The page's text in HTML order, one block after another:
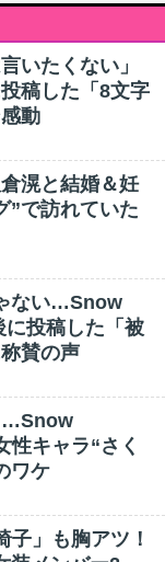
いたくない」
稿した「8文字
動
滉と結婚＆妊
”で訪れていた
ない…Snow
投稿した「被
賛の声
…Snow
性キャラ“さく
ワケ
子」も胸アツ！